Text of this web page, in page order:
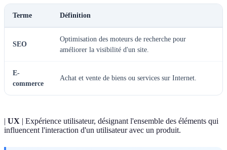
Terme Définition
SEO
Optimisation des moteurs de recherche pour
améliorer la visibilité d'un site.
E-
commerce
Achat et vente de biens ou services sur Internet.
| UX | Expérience utilisateur, désignant l'ensemble des éléments qui
influencent l'interaction d'un utilisateur avec un produit.